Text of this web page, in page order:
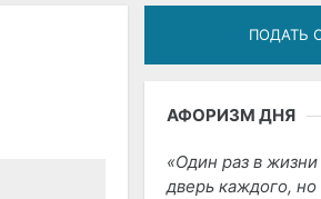
ПОДАТЬ
АФОРИЗМ ДНЯ
Один раз в жизни
дверь каждого,